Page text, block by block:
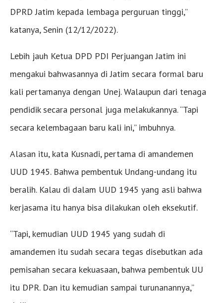
DPRD Jatim kepada lembaga perguruan tinggi,”
katanya, Senin (12/12/2022).
Lebih jauh Ketua DPD PDI Perjuangan Jatim ini
mengakui bahwasannya di Jatim secara formal baru
kali pertamanya dengan Unej. Walaupun dari tenaga
pendidik secara personal juga melakukannya. “Tapi
secara kelembagaan baru kali ini,” imbuhnya.
Alasan itu, kata Kusnadi, pertama di amandemen
UUD 1945. Bahwa pembentuk Undang-undang itu
beralih. Kalau di dalam UUD 1945 yang asli bahwa
kerjasama itu hanya bisa dilakukan oleh eksekutif.
“Tapi, kemudian UUD 1945 yang sudah di
amandemen itu sudah secara tegas disebutkan ada
pemisahan secara kekuasaan, bahwa pembentuk UU
itu DPR. Dan itu kemudian sampai turunanannya,”